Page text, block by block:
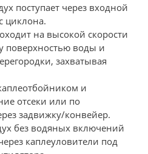
поступает через входной
циклона.
на высокой скорости
поверхностью воды и
захватывая
и
отсеки или по
задвижку/конвейер.
без водяных включений
каплеуловители под